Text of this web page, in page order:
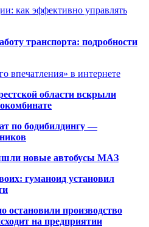
как эффективно управлять
транспорта: подробности
впечатления» в интернете
области вскрыли
по бодибилдингу —
новые автобусы МАЗ
гуманоид установил
остановили производство
на предприятии